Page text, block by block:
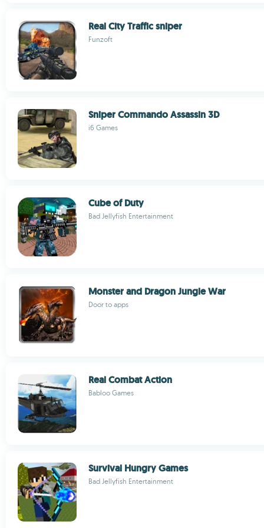
Real City Traffic sniper
Funzoft
Sniper Commando Assassin 3D
i6 Games
Cube of Duty
Bad Jellyfish Entertainment
Monster and Dragon Jungle War
Door to apps
Real Combat Action
Babloo Games
Survival Hungry Games
Bad Jellyfish Entertainment